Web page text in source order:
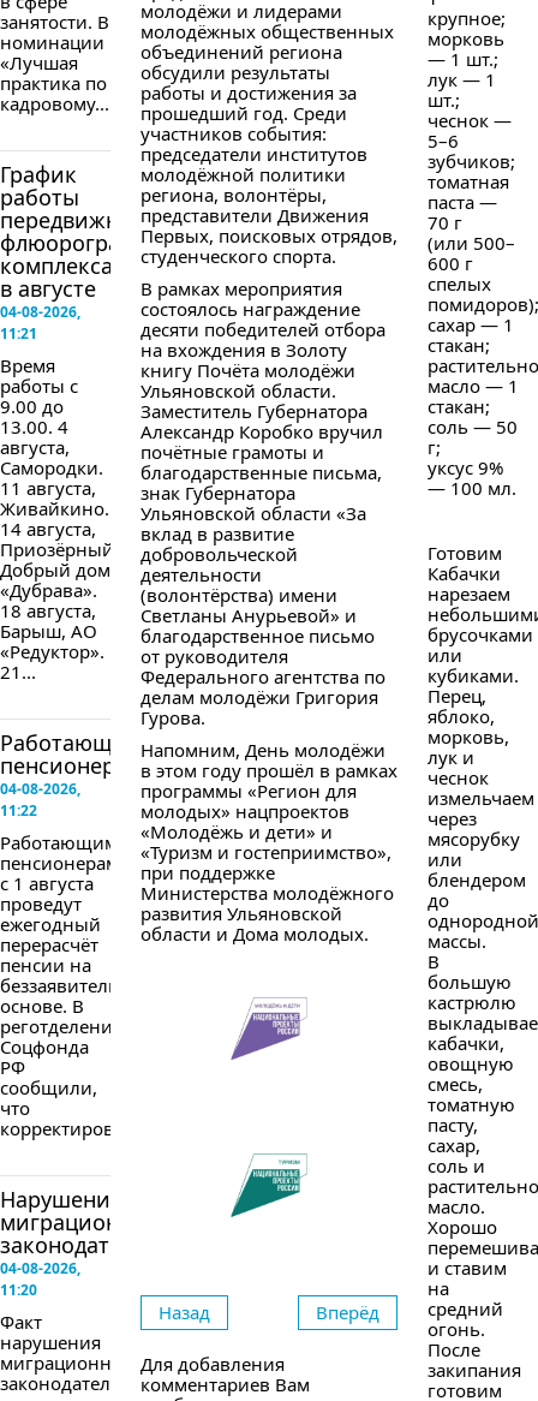
занятости. В
номинации
«Лучшая
практика по
кадровому...
График
работы
передвижного
флюорографического
комплекса
в августе
04-08-2026,
11:21
Время
работы с
9.00 до
13.00. 4
августа,
Самородки.
11 августа,
Живайкино.
14 августа,
Приозёрный,
Добрый дом
«Дубрава».
18 августа,
Барыш, АО
«Редуктор».
21...
Работающим
пенсионерам...
04-08-2026,
11:22
Работающим
пенсионерам
с 1 августа
проведут
ежегодный
перерасчёт
пенсии на
беззаявительной
основе. В
реготделении
Соцфонда
РФ
сообщили,
что
корректировка...
Нарушение
миграционного
законодательства
04-08-2026,
11:20
Факт
нарушения
миграционного
законодательства
молодёжи и лидерами
молодёжных общественных
объединений региона
обсудили результаты
работы и достижения за
прошедший год. Среди
участников события:
председатели институтов
молодёжной политики
региона, волонтёры,
представители Движения
Первых, поисковых отрядов,
студенческого спорта.
В рамках мероприятия
состоялось награждение
десяти победителей отбора
на вхождения в Золоту
книгу Почёта молодёжи
Ульяновской области.
Заместитель Губернатора
Александр Коробко вручил
почётные грамоты и
благодарственные письма,
знак Губернатора
Ульяновской области «За
вклад в развитие
добровольческой
деятельности
(волонтёрства) имени
Светланы Анурьевой» и
благодарственное письмо
от руководителя
Федерального агентства по
делам молодёжи Григория
Гурова.
Напомним, День молодёжи
в этом году прошёл в рамках
программы «Регион для
молодых» нацпроектов
«Молодёжь и дети» и
«Туризм и гостеприимство»,
при поддержке
Министерства молодёжного
развития Ульяновской
области и Дома молодых.
Назад Вперёд
Для добавления
комментариев Вам
крупное;
морковь
— 1 шт.;
лук — 1
шт.;
чеснок —
5–6
зубчиков;
томатная
паста —
70 г
(или 500–
600 г
спелых
помидоров);
сахар — 1
стакан;
масло — 1
стакан;
соль — 50
г;
уксус 9%
— 100 мл.
Готовим
Кабачки
нарезаем
брусочками
или
кубиками.
Перец,
яблоко,
морковь,
лук и
чеснок
измельчаем
через
мясорубку
или
блендером
до
однородной
массы.
В
большую
кастрюлю
кабачки,
овощную
смесь,
томатную
пасту,
сахар,
соль и
масло.
Хорошо
и ставим
на
средний
огонь.
После
закипания
готовим